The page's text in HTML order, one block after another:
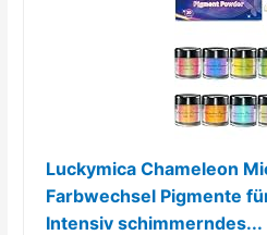
Luckymica Chameleon
Farbwechsel Pigmente
Intensiv schimmerndes...